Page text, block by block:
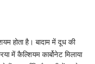
होता है। बादाम में दूध की
में कैल्शियम कार्बोनेट मिलाया